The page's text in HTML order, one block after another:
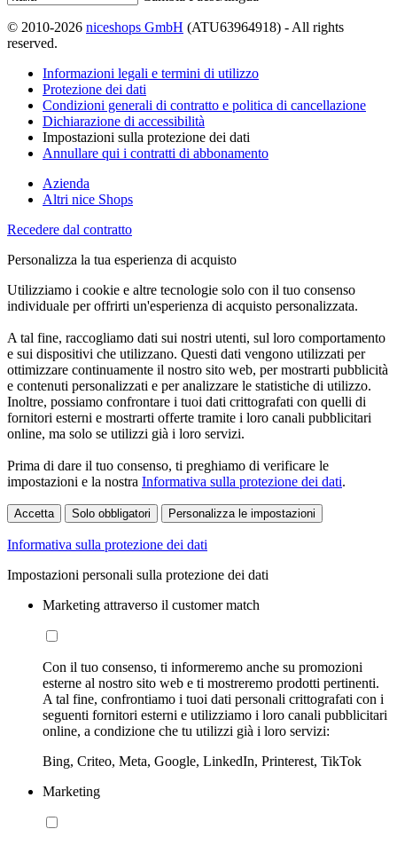
© 2010-2026 niceshops GmbH (ATU63964918) - All rights
reserved.
Informazioni legali e termini di utilizzo
Protezione dei dati
Condizioni generali di contratto e politica di cancellazione
Dichiarazione di accessibilità
Impostazioni sulla protezione dei dati
Annullare qui i contratti di abbonamento
Azienda
Altri nice Shops
Recedere dal contratto
Personalizza la tua esperienza di acquisto
Utilizziamo i cookie e altre tecnologie solo con il tuo consenso
individuale per offrirti un'esperienza di acquisto personalizzata.
A tal fine, raccogliamo dati sui nostri utenti, sul loro comportamento
e sui dispositivi che utilizzano. Questi dati vengono utilizzati per
ottimizzare continuamente il nostro sito web, per mostrarti pubblicità
e contenuti personalizzati e per analizzare le statistiche di utilizzo.
Inoltre, possiamo confrontare i tuoi dati crittografati con quelli di
fornitori esterni e mostrarti offerte tramite i loro canali pubblicitari
online, ma solo se utilizzi già i loro servizi.
Prima di dare il tuo consenso, ti preghiamo di verificare le
impostazioni e la nostra Informativa sulla protezione dei dati.
Accetta Solo obbligatori Personalizza le impostazioni
Informativa sulla protezione dei dati
Impostazioni personali sulla protezione dei dati
Marketing attraverso il customer match
Con il tuo consenso, ti informeremo anche su promozioni
esterne al nostro sito web e ti mostreremo prodotti pertinenti.
A tal fine, confrontiamo i tuoi dati personali crittografati con i
seguenti fornitori esterni e utilizziamo i loro canali pubblicitari
online, a condizione che tu utilizzi già i loro servizi:
Bing, Criteo, Meta, Google, LinkedIn, Printerest, TikTok
Marketing